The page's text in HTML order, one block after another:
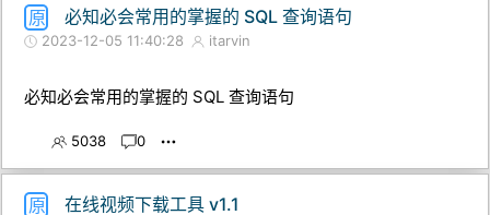
原 必知必会常用的掌握的 SQL 查询语句
2023-12-05 11:40:28 itarvin
必知必会常用的掌握的 SQL 查询语句
5038 0
原 在线视频下载工具 v1.1